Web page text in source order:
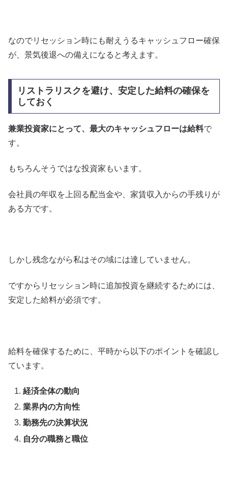
なのでリセッション時にも耐えうるキャッシュフロー確保
が、景気後退への備えになると考えます。
リストラリスクを避け、安定した給料の確保を
しておく
兼業投資家にとって、最大のキャッシュフローは給料で
す。
もちろんそうではな投資家もいます。
会社員の年収を上回る配当金や、家賃収入からの手残りが
ある方です。
しかし残念ながら私はその域には達していません。
ですからリセッション時に追加投資を継続するためには、
安定した給料が必須です。
給料を確保するために、平時から以下のポイントを確認し
ています。
経済全体の動向
業界内の方向性
勤務先の決算状況
自分の職務と職位